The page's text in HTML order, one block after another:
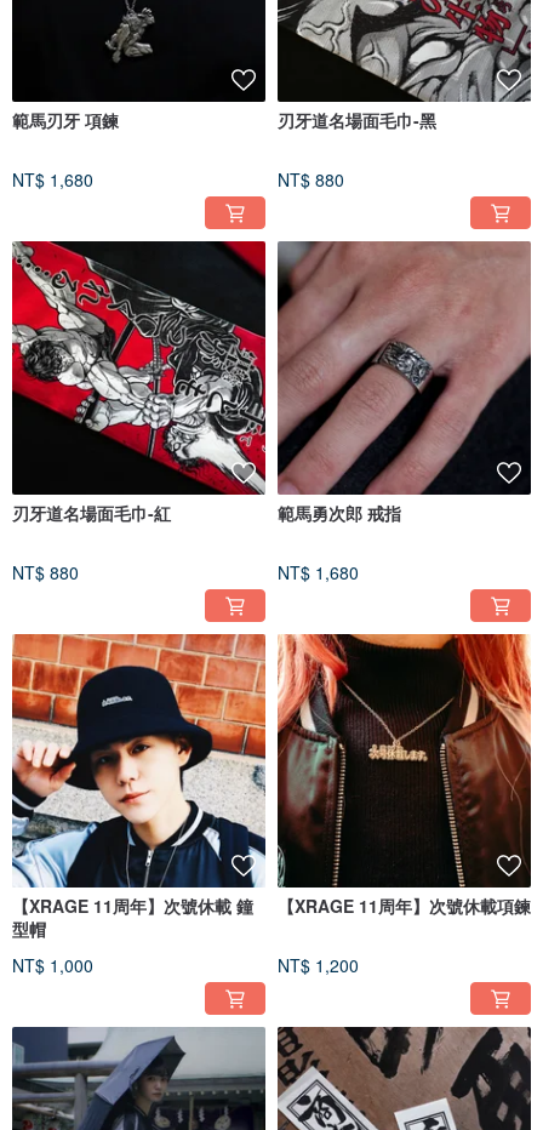
範馬刃牙 項鍊
NT$ 1,680
刃牙道名場面毛巾-黑
NT$ 880
刃牙道名場面毛巾-紅
NT$ 880
範馬勇次郎 戒指
NT$ 1,680
【XRAGE 11周年】次號休載 鐘
型帽
NT$ 1,000
【XRAGE 11周年】次號休載項鍊
NT$ 1,200